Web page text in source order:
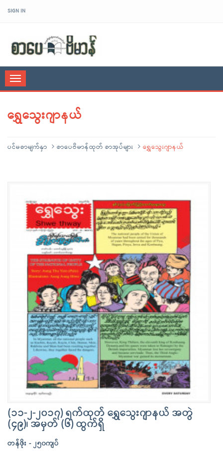
SIGN IN
Toggle
navigation
ရွှေသွေးဂျာနယ်
ပင်မစာမျက်နှာ စာပေဗိမာန်ထုတ် စာအုပ်များ ရွှေသွေးဂျာနယ်
(၁၁-၂-၂၀၁၇) ရက်ထုတ် ရွှေသွေးဂျာနယ် အတွဲ
(၄၉)၊ အမှတ် (၆) ထွက်ရှိ
တန်ဖိုး - ၂၅၀ကျပ်